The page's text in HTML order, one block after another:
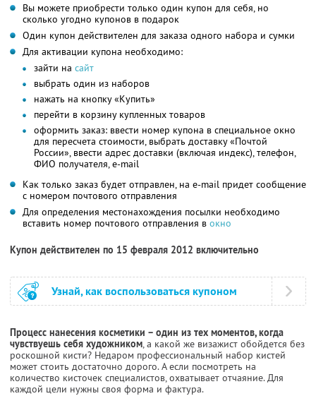
Вы можете приобрести только один купон для себя, но
сколько угодно купонов в подарок
Один купон действителен для заказа одного набора и сумки
Для активации купона необходимо:
зайти на сайт
выбрать один из наборов
нажать на кнопку «Купить»
перейти в корзину купленных товаров
оформить заказ: ввести номер купона в специальное окно
для пересчета стоимости, выбрать доставку «Почтой
России», ввести адрес доставки (включая индекс), телефон,
ФИО получателя, e-mail
Как только заказ будет отправлен, на e-mail придет сообщение
с номером почтового отправления
Для определения местонахождения посылки необходимо
вставить номер почтового отправления в окно
Купон действителен по 15 февраля 2012 включительно
Узнай, как воспользоваться купоном
Процесс нанесения косметики – один из тех моментов, когда
чувствуешь себя художником, а какой же визажист обойдется без
роскошной кисти? Недаром профессиональный набор кистей
может стоить достаточно дорого. А если посмотреть на
количество кисточек специалистов, охватывает отчаяние. Для
каждой цели нужны своя форма и фактура.